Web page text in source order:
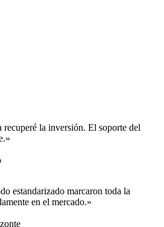
recuperé la inversión. El soporte del
estandarizado marcaron toda la
en el mercado.»